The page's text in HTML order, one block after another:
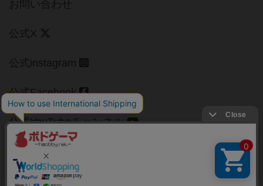
お問い合わせ
公式X
公式instagram
公式Facebook
公式YouTubeチャンネル